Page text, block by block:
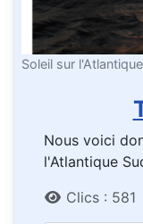
Soleil sur
Nous voici
l'Atlantique
DétailsClics : 581